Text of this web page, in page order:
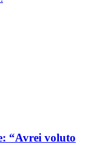
“Avrei voluto